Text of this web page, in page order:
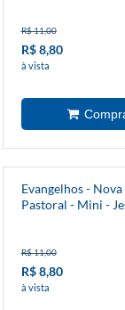
R$ 11,00
R$ 8,80
à vista
Evangelhos -
Pastoral - Mini -
R$ 11,00
R$ 8,80
à vista